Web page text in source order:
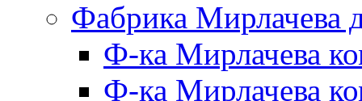
Фабрика Мирлачева
Ф-ка Мирлачева
Ф-ка Мирлачева